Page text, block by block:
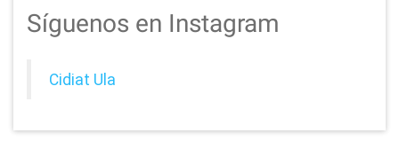
Síguenos en Instagram
Cidiat Ula